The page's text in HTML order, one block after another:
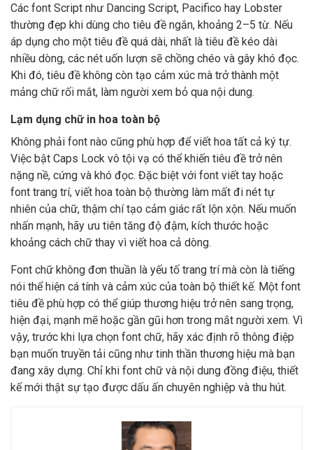
Các font Script như Dancing Script, Pacifico hay Lobster
thường đẹp khi dùng cho tiêu đề ngắn, khoảng 2–5 từ. Nếu
áp dụng cho một tiêu đề quá dài, nhất là tiêu đề kéo dài
nhiều dòng, các nét uốn lượn sẽ chồng chéo và gây khó đọc.
Khi đó, tiêu đề không còn tạo cảm xúc mà trở thành một
mảng chữ rối mắt, làm người xem bỏ qua nội dung.
Lạm dụng chữ in hoa toàn bộ
Không phải font nào cũng phù hợp để viết hoa tất cả ký tự.
Việc bật Caps Lock vô tội vạ có thể khiến tiêu đề trở nên
nặng nề, cứng và khó đọc. Đặc biệt với font viết tay hoặc
font trang trí, viết hoa toàn bộ thường làm mất đi nét tự
nhiên của chữ, thậm chí tạo cảm giác rất lộn xộn. Nếu muốn
nhấn mạnh, hãy ưu tiên tăng độ đậm, kích thước hoặc
khoảng cách chữ thay vì viết hoa cả dòng.
Font chữ không đơn thuần là yếu tố trang trí mà còn là tiếng
nói thể hiện cá tính và cảm xúc của toàn bộ thiết kế. Một font
tiêu đề phù hợp có thể giúp thương hiệu trở nên sang trọng,
hiện đại, mạnh mẽ hoặc gần gũi hơn trong mắt người xem. Vì
vậy, trước khi lựa chọn font chữ, hãy xác định rõ thông điệp
bạn muốn truyền tải cũng như tinh thần thương hiệu mà bạn
đang xây dựng. Chỉ khi font chữ và nội dung đồng điệu, thiết
kế mới thật sự tạo được dấu ấn chuyên nghiệp và thu hút.